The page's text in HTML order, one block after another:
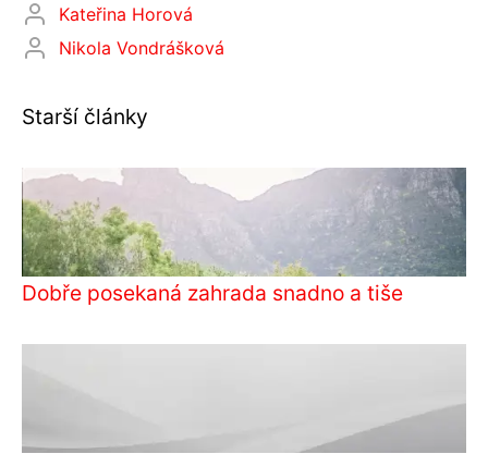
Kateřina Horová
Nikola Vondrášková
Starší články
Dobře posekaná zahrada snadno a tiše